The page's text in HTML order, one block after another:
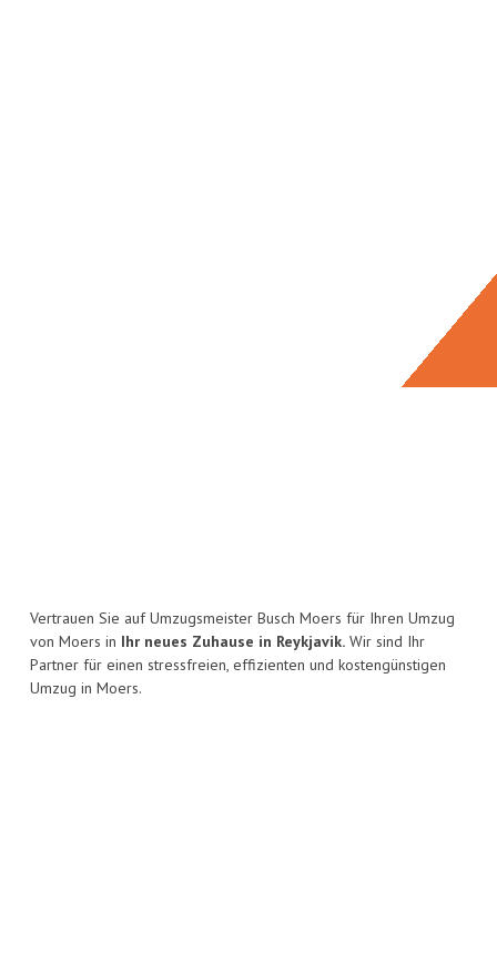
Vertrauen Sie auf Umzugsmeister Busch Moers für Ihren Umzug
von Moers in Ihr neues Zuhause in Reykjavik. Wir sind Ihr
Partner für einen stressfreien, effizienten und kostengünstigen
Umzug in Moers.